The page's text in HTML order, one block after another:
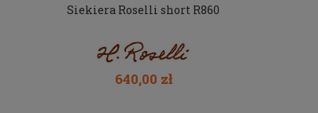
Siekiera Roselli short R860
640,00 zł